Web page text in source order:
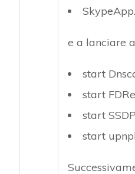
e a lanciare
start
start
start
start